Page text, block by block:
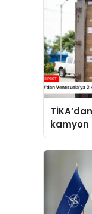
kamyon
yaşam